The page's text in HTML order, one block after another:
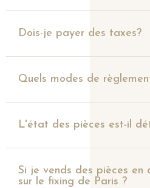
Dois-je payer des taxes?
Quels modes de
L'état des pièces est-il
Si je vends des pièces en
sur le fixing de Paris ?